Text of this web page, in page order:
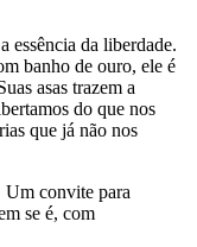
essência da liberdade.
banho de ouro, ele é
asas trazem a
do que nos
que já não nos
Um convite para
se é, com